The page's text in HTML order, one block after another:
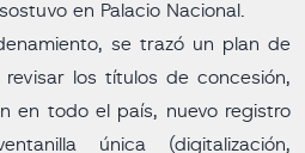
en Palacio Nacional.
se trazó un plan de
los títulos de concesión,
en todo el país, nuevo registro
única (digitalización,